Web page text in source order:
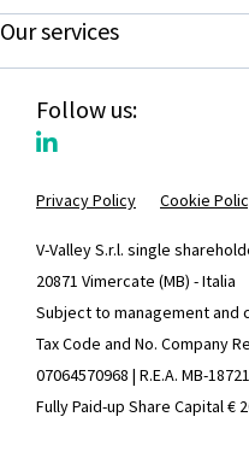
Our services
Follow us:
V-Valley S.r.l. single
20871 Vimercate (MB) - Italia
Subject to management and
Tax Code and No. Company
07064570968 | R.E.A. MB-
Fully Paid-up Share Capital €
Privacy Policy Cookie